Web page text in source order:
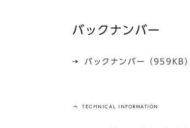
バックナンバー
バックナンバー（959KB）